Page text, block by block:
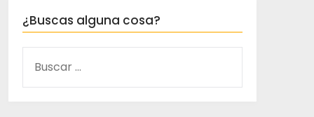
¿Buscas alguna cosa?